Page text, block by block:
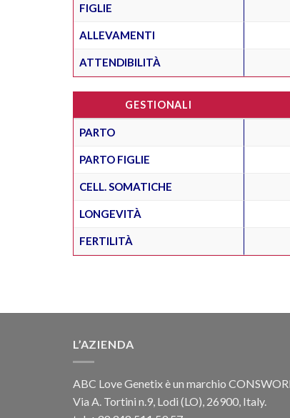
FIGLIE
ALLEVAMENTI
ATTENDIBILITÀ
GESTIONALI
PARTO
PARTO FIGLIE
CELL. SOMATICHE
LONGEVITÀ
FERTILITÀ
L’AZIENDA
ABC Love Genetix è un marchio
Via A. Tortini n.9, Lodi (LO), 26900, Italy.